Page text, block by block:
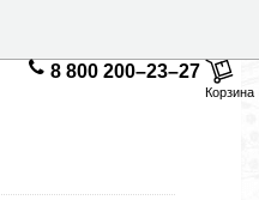
8 800 200–23–27
Корзина